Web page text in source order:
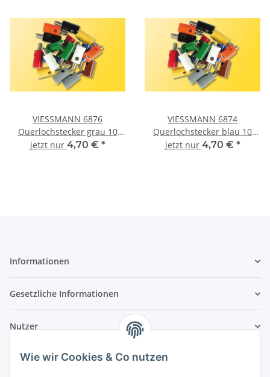
Wie wir Cookies & Co nutzen
VIESSMANN 6876
Querlochstecker grau 10
Stück
jetzt nur 4,70 € *
VIESSMANN 6874
Querlochstecker blau 10
Stück
jetzt nur 4,70 € *
Informationen
Gesetzliche Informationen
Nutzer